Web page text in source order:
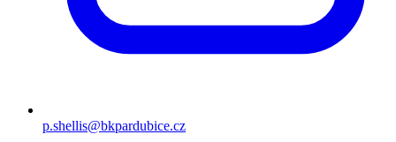
p.shellis@bkpardubice.cz